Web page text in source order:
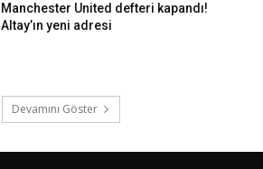
Manchester United defteri kapandı!
Altay’ın yeni adresi
Devamını Göster